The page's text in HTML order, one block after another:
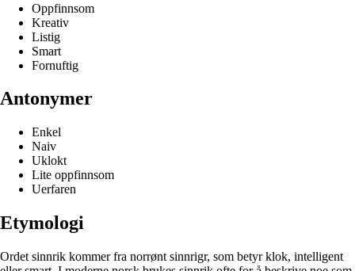
Oppfinnsom
Kreativ
Listig
Smart
Fornuftig
Antonymer
Enkel
Naiv
Uklokt
Lite oppfinnsom
Uerfaren
Etymologi
Ordet sinnrik kommer fra norrønt sinnrigr, som betyr klok, intelligent